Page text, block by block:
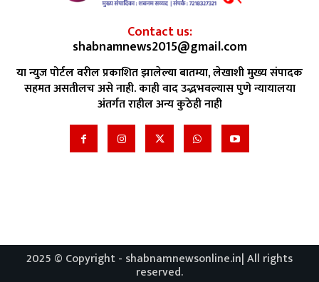
Contact us:
shabnamnews2015@gmail.com
या न्युज पोर्टल वरील प्रकाशित झालेल्या बातम्या, लेखाशी मुख्य संपादक
सहमत असतीलच असे नाही. काही वाद उद्भभवल्यास पुणे न्यायालया
अंतर्गत राहील अन्य कुठेही नाही
2025 © Copyright - shabnamnewsonline.in| All rights
reserved.